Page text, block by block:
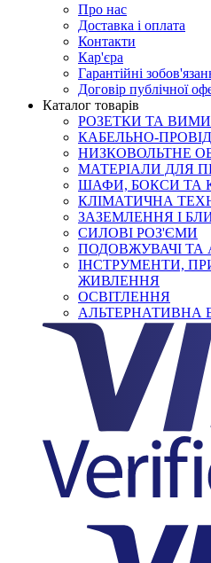
Про нас
Доставка і оплата
Контакти
Кар'єра
Гарантійні
Договір публічної
Каталог товарів
РОЗЕТКИ ТА
КАБЕЛЬНО-
НИЗКОВОЛЬТНЕ
МАТЕРІАЛИ ДЛЯ
ШАФИ, БОКСИ ТА
КЛІМАТИЧНА
ЗАЗЕМЛЕННЯ І
СИЛОВІ РОЗ'ЄМИ
ПОДОВЖУВАЧІ ТА
ІНСТРУМЕНТИ,
ЖИВЛЕННЯ
ОСВІТЛЕННЯ
АЛЬТЕРНАТИВНА